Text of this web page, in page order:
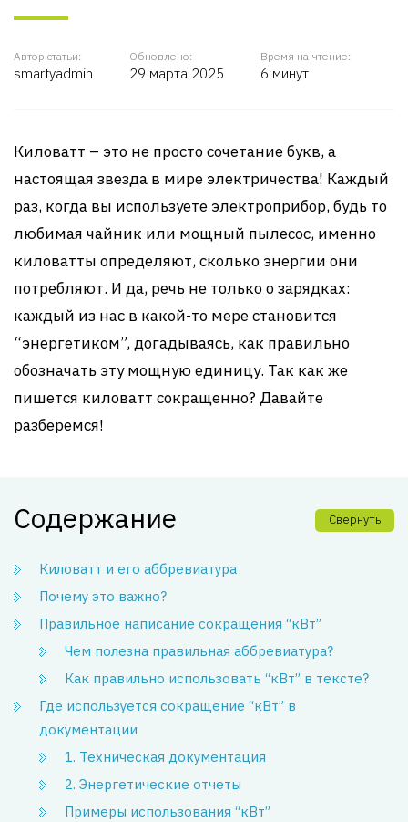
Автор статьи:
smartyadmin
Обновлено:
29 марта 2025
Время на чтение:
6 минут
Киловатт – это не просто сочетание букв, а
настоящая звезда в мире электричества! Каждый
раз, когда вы используете электроприбор, будь то
любимая чайник или мощный пылесос, именно
киловатты определяют, сколько энергии они
потребляют. И да, речь не только о зарядках:
каждый из нас в какой-то мере становится
“энергетиком”, догадываясь, как правильно
обозначать эту мощную единицу. Так как же
пишется киловатт сокращенно? Давайте
разберемся!
Содержание Свернуть
Киловатт и его аббревиатура
Почему это важно?
Правильное написание сокращения “кВт”
Чем полезна правильная аббревиатура?
Как правильно использовать “кВт” в тексте?
Где используется сокращение “кВт” в
документации
1. Техническая документация
2. Энергетические отчеты
Примеры использования “кВт”